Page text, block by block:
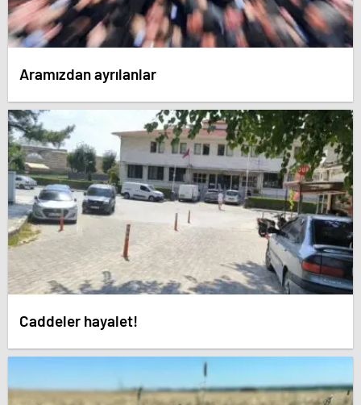
Aramızdan ayrılanlar
Caddeler hayalet!